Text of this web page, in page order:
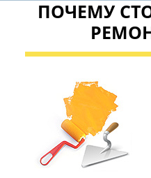
Свои собственные
профи-бригады